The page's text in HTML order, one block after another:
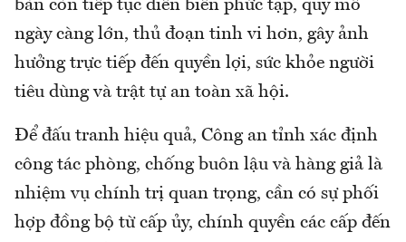
bàn còn tiếp tục diễn biến phức tạp, quy mô
ngày càng lớn, thủ đoạn tinh vi hơn, gây ảnh
hưởng trực tiếp đến quyền lợi, sức khỏe người
tiêu dùng và trật tự an toàn xã hội.
Để đấu tranh hiệu quả, Công an tỉnh xác định
công tác phòng, chống buôn lậu và hàng giả là
nhiệm vụ chính trị quan trọng, cần có sự phối
hợp đồng bộ từ cấp ủy, chính quyền các cấp đến